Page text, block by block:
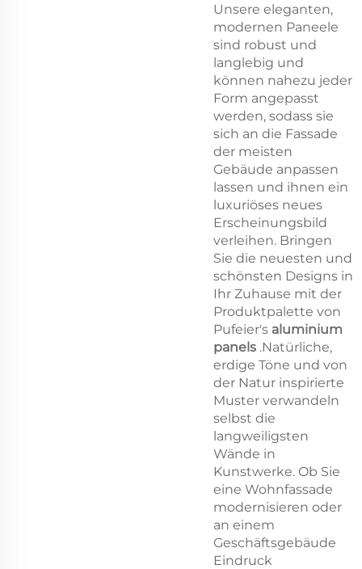
Unsere eleganten,
modernen Paneele
sind robust und
langlebig und
können nahezu jeder
Form angepasst
werden, sodass sie
sich an die Fassade
der meisten
Gebäude anpassen
lassen und ihnen ein
luxuriöses neues
Erscheinungsbild
verleihen. Bringen
Sie die neuesten und
schönsten Designs in
Ihr Zuhause mit der
Produktpalette von
Pufeier's aluminium
panels .Natürliche,
erdige Töne und von
der Natur inspirierte
Muster verwandeln
selbst die
langweiligsten
Wände in
Kunstwerke. Ob Sie
eine Wohnfassade
modernisieren oder
an einem
Geschäftsgebäude
Eindruck